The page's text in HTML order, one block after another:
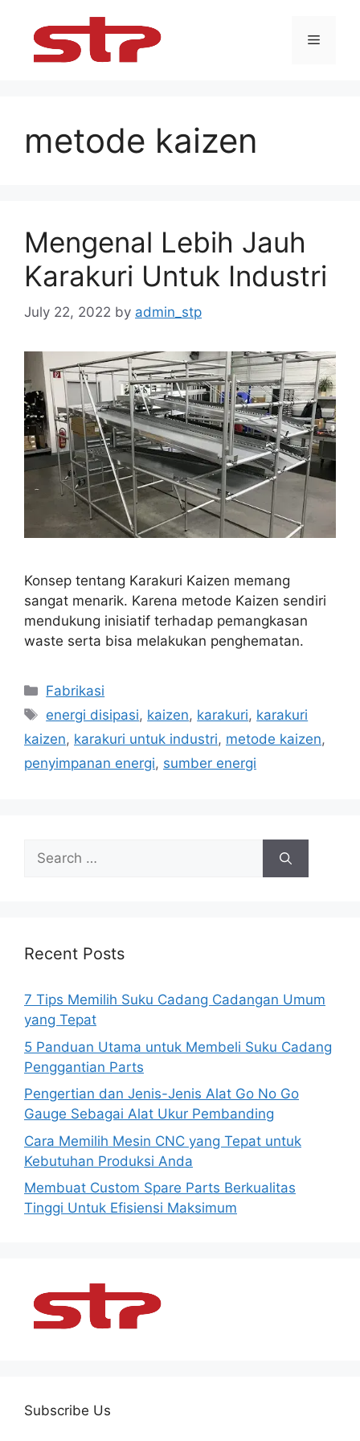
content
Menu
metode kaizen
Mengenal Lebih Jauh
Karakuri Untuk Industri
July 22, 2022 by admin_stp
Konsep tentang Karakuri Kaizen memang
sangat menarik. Karena metode Kaizen sendiri
mendukung inisiatif terhadap pemangkasan
waste serta bisa melakukan penghematan.
Categories
Fabrikasi
Tags
energi disipasi, kaizen, karakuri, karakuri
kaizen, karakuri untuk industri, metode kaizen,
penyimpanan energi, sumber energi
Search
for:
Recent Posts
7 Tips Memilih Suku Cadang Cadangan Umum
yang Tepat
5 Panduan Utama untuk Membeli Suku Cadang
Penggantian Parts
Pengertian dan Jenis-Jenis Alat Go No Go
Gauge Sebagai Alat Ukur Pembanding
Cara Memilih Mesin CNC yang Tepat untuk
Kebutuhan Produksi Anda
Membuat Custom Spare Parts Berkualitas
Tinggi Untuk Efisiensi Maksimum
Subscribe Us